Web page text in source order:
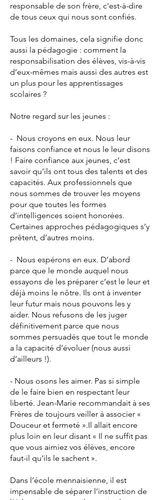
responsable de son frère, c'est-à-dire
de tous ceux qui nous sont confiés.
Tous les domaines, cela signifie donc
aussi la pédagogie : comment la
responsabilisation des élèves, vis-à-vis
d’eux-mêmes mais aussi des autres est
un plus pour les apprentissages
scolaires ?
Notre regard sur les jeunes :
- Nous croyons en eux. Nous leur
faisons confiance et nous le leur disons
! Faire confiance aux jeunes, c’est
savoir qu’ils ont tous des talents et des
capacités. Aux professionnels que
nous sommes de trouver les moyens
pour que toutes les formes
d’intelligences soient honorées.
Certaines approches pédagogiques s’y
prêtent, d’autres moins.
- Nous espérons en eux. D’abord
parce que le monde auquel nous
essayons de les préparer c’est le leur et
déjà moins le nôtre. Ils ont à inventer
leur futur mais nous pouvons les y
aider. Nous refusons de les juger
définitivement parce que nous
sommes persuadés que tout le monde
a la capacité d’évoluer (nous aussi
d’ailleurs !).
- Nous osons les aimer. Pas si simple
de le faire bien en respectant leur
liberté. Jean-Marie recommandait à ses
Frères de toujours veiller à associer «
Douceur et fermeté ».Il allait encore
plus loin en leur disant « Il ne suffit pas
que vous aimiez vos élèves, encore
faut-il qu’ils le sachent ».
Dans l’école mennaisienne, il est
impensable de séparer l’instruction de